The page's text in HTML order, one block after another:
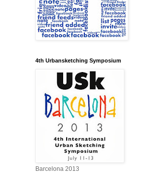
4th Urbansketching Symposium
Barcelona 2013